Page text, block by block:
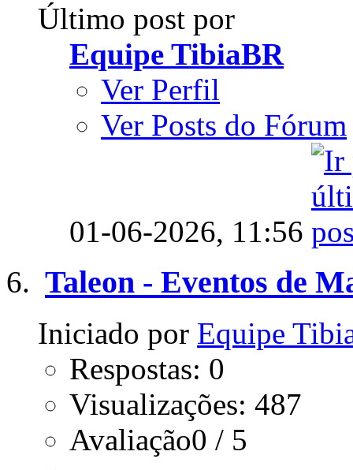
Último post por
Equipe TibiaBR
Ver Perfil
Ver Posts do Fórum
01-06-2026, 11:56
Taleon - Eventos de
Iniciado por Equipe
Respostas: 0
Visualizações: 487
Avaliação0 / 5